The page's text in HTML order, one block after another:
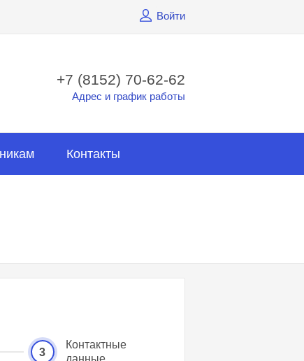
Войти
+7 (8152) 70-62-62
Адрес и график работы
Контакты
3
Контактные